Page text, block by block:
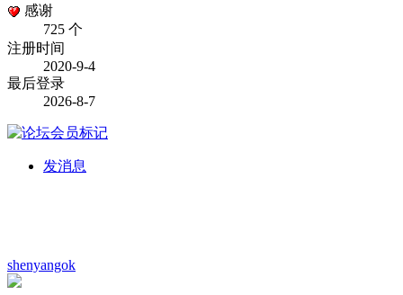
感谢
725 个
注册时间
2020-9-4
最后登录
2026-8-7
发消息
shenyangok